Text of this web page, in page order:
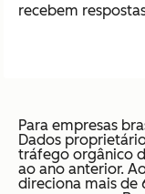
recebem
Para empresas
Dados
tráfego orgânico
ao ano anterior.
direciona mais de